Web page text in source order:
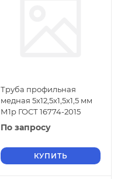
Труба профильная
медная 5x12,5x1,5x1,5 мм
М1р ГОСТ 16774-2015
По запросу
КУПИТЬ